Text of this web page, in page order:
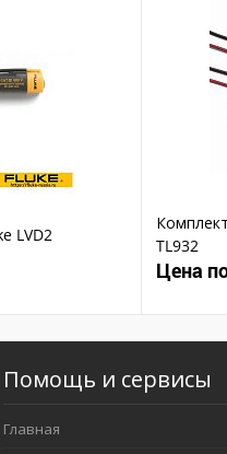
LVD2
TL932
Цена
Помощь и сервисы
Главная